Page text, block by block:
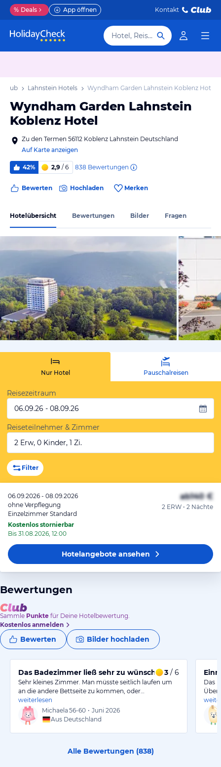
% Deals App öffnen Kontakt
Hotel, Reiseziel
Lahnstein Hotels Wyndham Garden Lahnstein Koblenz Hotel
Wyndham Garden Lahnstein
Koblenz Hotel
Zu den Termen 56112 Koblenz Lahnstein Deutschland
Auf Karte anzeigen
42% 2,9 / 6 838 Bewertungen
Bewerten Hochladen Merken
Hotelübersicht Bewertungen Bilder Fragen
vom
Nur Hotel Pauschalreisen
Reisezeitraum
06.09.26 - 08.09.26
Reiseteilnehmer & Zimmer
2 Erw, 0 Kinder, 1 Zi.
Filter
06.09.2026 - 08.09.2026
ohne Verpflegung
Einzelzimmer Standard
Kostenlos stornierbar
Bis 31.08.2026, 12:00
ab140 €
2 ERW • 2 Nächte
Hotelangeboteansehen
Bewertungen
Sammle Punkte für Deine Hotelbewertung.
Kostenlos anmelden
Bewerten Bilder hochladen
Das Badezimmer ließ sehr zu wünschen übrig.
3 / 6
Sehr kleines Zimmer. Man müsste seitlich laufen um
an die andere Bettseite zu kommen, oder…
weiterlesen
Michaela 56-60 • Juni 2026
Aus Deutschland
Das
Alle Bewertungen (838)